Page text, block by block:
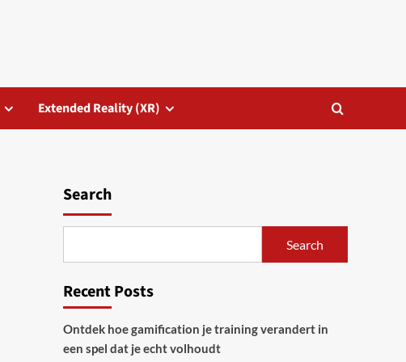
Extended Reality (XR)
Search
Search
Recent Posts
Ontdek hoe gamification je training verandert in
een spel dat je echt volhoudt